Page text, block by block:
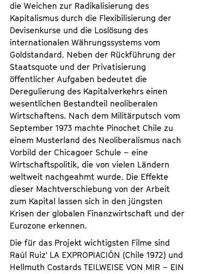
die Weichen zur Radikalisierung des
Kapitalismus durch die Flexibilisierung der
Devisenkurse und die Loslösung des
internationalen Währungssystems vom
Goldstandard. Neben der Rückführung der
Staatsquote und der Privatisierung
öffentlicher Aufgaben bedeutet die
Deregulierung des Kapitalverkehrs einen
wesentlichen Bestandteil neoliberalen
Wirtschaftens. Nach dem Militärputsch vom
September 1973 machte Pinochet Chile zu
einem Musterland des Neoliberalismus nach
Vorbild der Chicagoer Schule – eine
Wirtschaftspolitik, die von vielen Ländern
weltweit nachgeahmt wurde. Die Effekte
dieser Machtverschiebung von der Arbeit
zum Kapital lassen sich in den jüngsten
Krisen der globalen Finanzwirtschaft und der
Eurozone erkennen.
Die für das Projekt wichtigsten Filme sind
Raúl Ruiz' LA EXPROPIACIÓN (Chile 1972) und
Hellmuth Costards TEILWEISE VON MIR – EIN